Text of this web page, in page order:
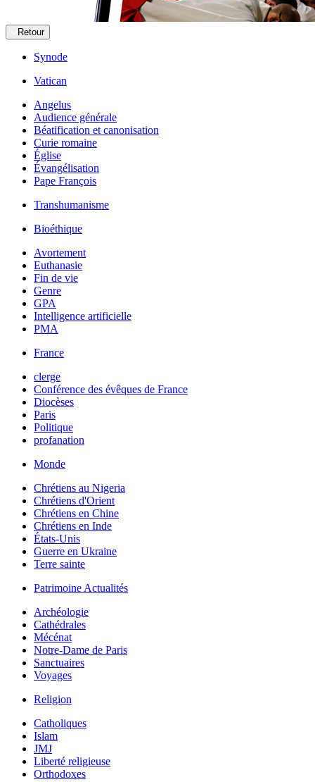
Retour
Synode
Vatican
Angelus
Audience générale
Béatification et canonisation
Curie romaine
Église
Évangélisation
Pape François
Transhumanisme
Bioéthique
Avortement
Euthanasie
Fin de vie
Genre
GPA
Intelligence artificielle
PMA
France
clerge
Conférence des évêques de France
Diocèses
Paris
Politique
profanation
Monde
Chrétiens au Nigeria
Chrétiens d'Orient
Chrétiens en Chine
Chrétiens en Inde
États-Unis
Guerre en Ukraine
Terre sainte
Patrimoine Actualités
Archéologie
Cathédrales
Mécénat
Notre-Dame de Paris
Sanctuaires
Voyages
Religion
Catholiques
Islam
JMJ
Liberté religieuse
Orthodoxes